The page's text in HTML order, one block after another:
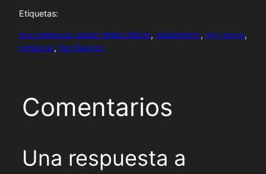
Etiquetas:
boz peñascal classic Makki Block, makkiblock, oky neyra
peñascal, San Bartolo
Comentarios
Una respuesta a